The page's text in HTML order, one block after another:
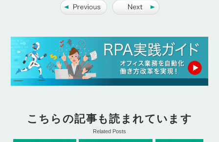
こちらの記事も読まれています
Related Posts